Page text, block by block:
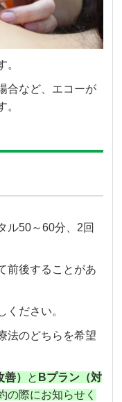
。
合など、エコーが
。
ル50～60分、2回
前後することがあ
ください。
法のどちらを希望
） と Bプラン（対
の際にお知らせく